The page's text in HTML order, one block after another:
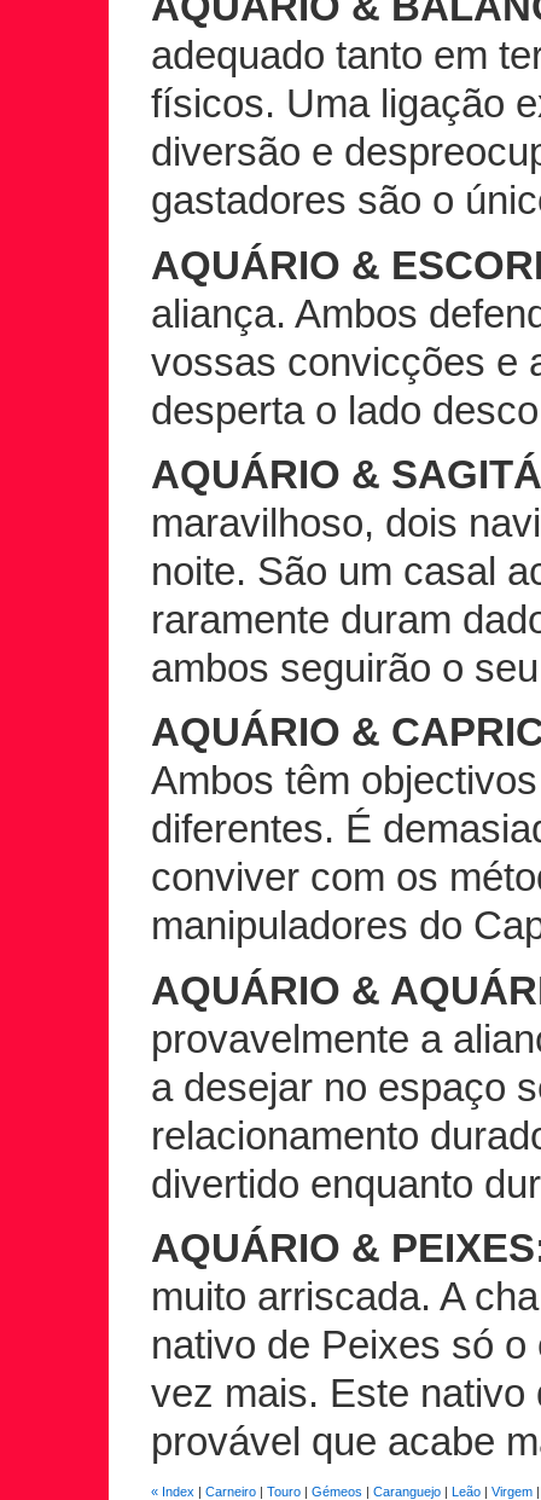
adequado tanto em
físicos. Uma ligação
diversão e
gastadores são o
AQUÁRIO &
aliança. Ambos
vossas convicções e
desperta o lado
AQUÁRIO &
maravilhoso, dois
noite. São um casal
raramente duram
ambos seguirão o
AQUÁRIO &
Ambos têm
diferentes. É
conviver com os
manipuladores do
AQUÁRIO &
provavelmente a
a desejar no espaço
relacionamento
divertido enquanto
AQUÁRIO &
muito arriscada. A
nativo de Peixes só
vez mais. Este nativo
provável que acabe
« Index | Carneiro | Touro | Gémeos | Caranguejo | Leão | Virgem